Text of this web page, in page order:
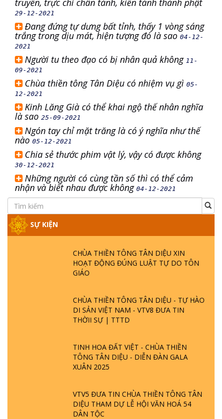
truyền, trực chỉ chân tánh, kiến tánh thành phật
29-12-2021
Đang đứng tự dưng bất tỉnh, thấy 1 vòng sáng
trắng trong dịu mát, hiện tượng đó là sao04-12-
2021
Người tu theo đạo có bị nhân quả không 11-
09-2021
Chùa thiền tông Tân Diệu có nhiệm vụ gì 05-
12-2021
Kinh Lăng Già có thể khai ngộ thế nhân nghĩa
là sao 25-09-2021
Ngón tay chỉ mặt trăng là có ý nghĩa như thế
nào05-12-2021
Chia sẻ thước phim vật lý, vậy có được không
30-12-2021
Những người có cùng tần số thì có thể cảm
nhận và biết nhau được không 04-12-2021
SỰ KIỆN
CHÙA THIỀN TÔNG TÂN DIỆU XIN
HOẠT ĐỘNG ĐÚNG LUẬT TỰ DO TÔN
GIÁO
CHÙA THIỀN TÔNG TÂN DIỆU - TỰ HÀO
DI SẢN VIỆT NAM - VTV8 ĐƯA TIN
THỜII SỰ | TTTD
TINH HOA ĐẤT VIỆT - CHÙA THIỀN
TÔNG TÂN DIỆU - DIỄN ĐÀN GALA
XUÂN 2025
VTV5 ĐƯA TIN CHÙA THIỀN TÔNG TÂN
DIỆU THAM DỰ LỄ HỘI VĂN HOÁ 54
DÂN TỘC